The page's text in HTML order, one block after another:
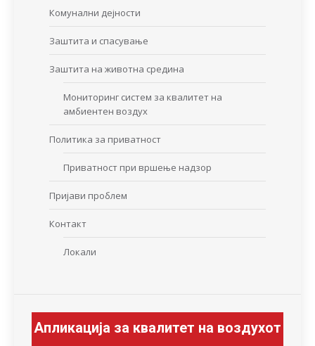
Комунални дејности
Заштита и спасување
Заштита на животна средина
Мониторинг систем за квалитет на
амбиентен воздух
Политика за приватност
Приватност при вршење надзор
Пријави проблем
Контакт
Локали
Апликација за квалитет на воздухот